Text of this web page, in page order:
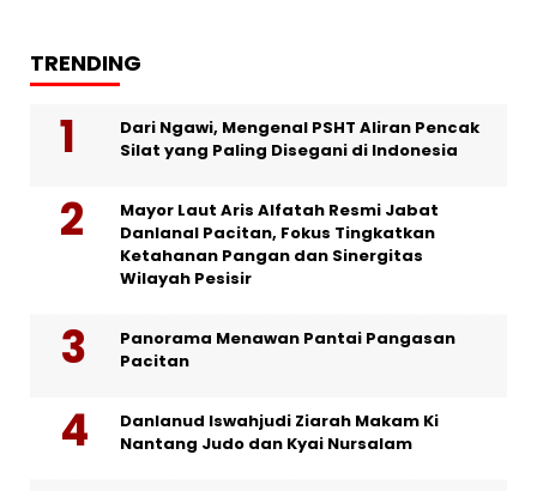
TRENDING
Dari Ngawi, Mengenal PSHT Aliran Pencak
Silat yang Paling Disegani di Indonesia
Mayor Laut Aris Alfatah Resmi Jabat
Danlanal Pacitan, Fokus Tingkatkan
Ketahanan Pangan dan Sinergitas
Wilayah Pesisir
Panorama Menawan Pantai Pangasan
Pacitan
Danlanud Iswahjudi Ziarah Makam Ki
Nantang Judo dan Kyai Nursalam